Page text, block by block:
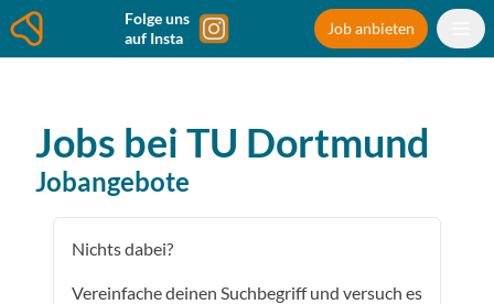
Folge uns
auf Insta
Job anbieten
Jobs bei TU Dortmund
Jobangebote
Nichts dabei?
Vereinfache deinen Suchbegriff und versuch es